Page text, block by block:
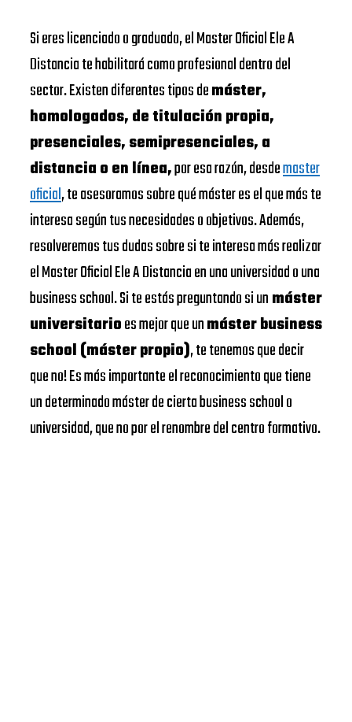
Si eres licenciado o graduado, el Master Oficial Ele A
Distancia te habilitará como profesional dentro del
sector. Existen diferentes tipos demáster,
homologados, de titulación propia,
presenciales, semipresenciales, a
distancia o en línea,por esa razón, desdemaster
oficial, te asesoramos sobre qué máster es el que más te
interesa según tus necesidades o objetivos. Además,
resolveremos tus dudas sobre si te interesa más realizar
el Master Oficial Ele A Distancia en una universidad o una
business school. Si te estás preguntando si unmáster
universitarioes mejor que unmáster business
school (máster propio), te tenemos que decir
que no! Es más importante el reconocimiento que tiene
un determinado máster de cierta business school o
universidad, que no por el renombre del centro formativo.